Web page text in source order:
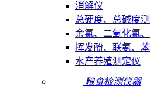
消解仪
总硬度、总碱度
余氯、二氧化氯
挥发酚、联氨、
水产养殖测定仪
粮食检测仪器